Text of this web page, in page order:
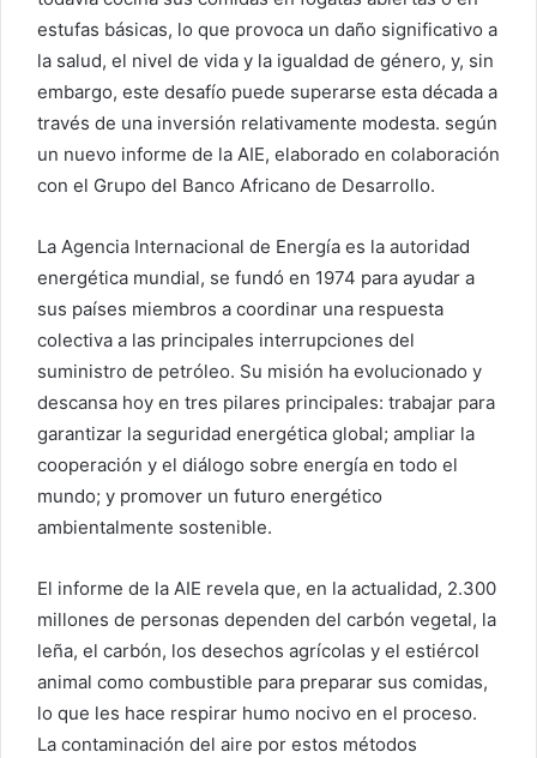
estufas básicas, lo que provoca un daño significativo a
la salud, el nivel de vida y la igualdad de género, y, sin
embargo, este desafío puede superarse esta década a
través de una inversión relativamente modesta. según
un nuevo informe de la AIE, elaborado en colaboración
con el Grupo del Banco Africano de Desarrollo.
La Agencia Internacional de Energía es la autoridad
energética mundial, se fundó en 1974 para ayudar a
sus países miembros a coordinar una respuesta
colectiva a las principales interrupciones del
suministro de petróleo. Su misión ha evolucionado y
descansa hoy en tres pilares principales: trabajar para
garantizar la seguridad energética global; ampliar la
cooperación y el diálogo sobre energía en todo el
mundo; y promover un futuro energético
ambientalmente sostenible.
El informe de la AIE revela que, en la actualidad, 2.300
millones de personas dependen del carbón vegetal, la
leña, el carbón, los desechos agrícolas y el estiércol
animal como combustible para preparar sus comidas,
lo que les hace respirar humo nocivo en el proceso.
La contaminación del aire por estos métodos